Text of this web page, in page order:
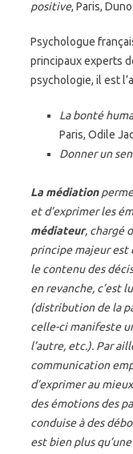
positive, Paris,
Psychologue
principaux experts
psychologie, il est
La bonté
Paris, Odile
Donner un
La médiation
et d’exprimer les
médiateur, chargé
principe majeur est
le contenu des
en revanche, c’est
(distribution de la
celle-ci manifeste
l’autre, etc.). Par
communication
d’exprimer au
des émotions des
conduise àdes
est bien plus